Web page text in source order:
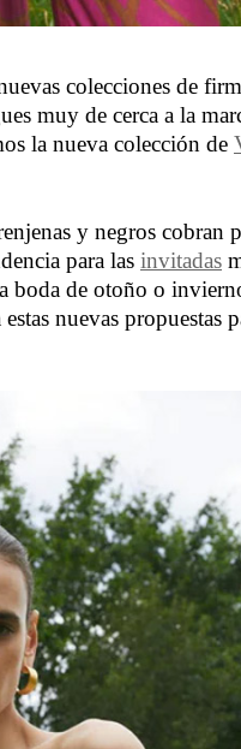
colecciones de
muy de cerca a la
la nueva colección de
y negros cobran
para las invitadas
boda de otoño o
nuevas propuestas